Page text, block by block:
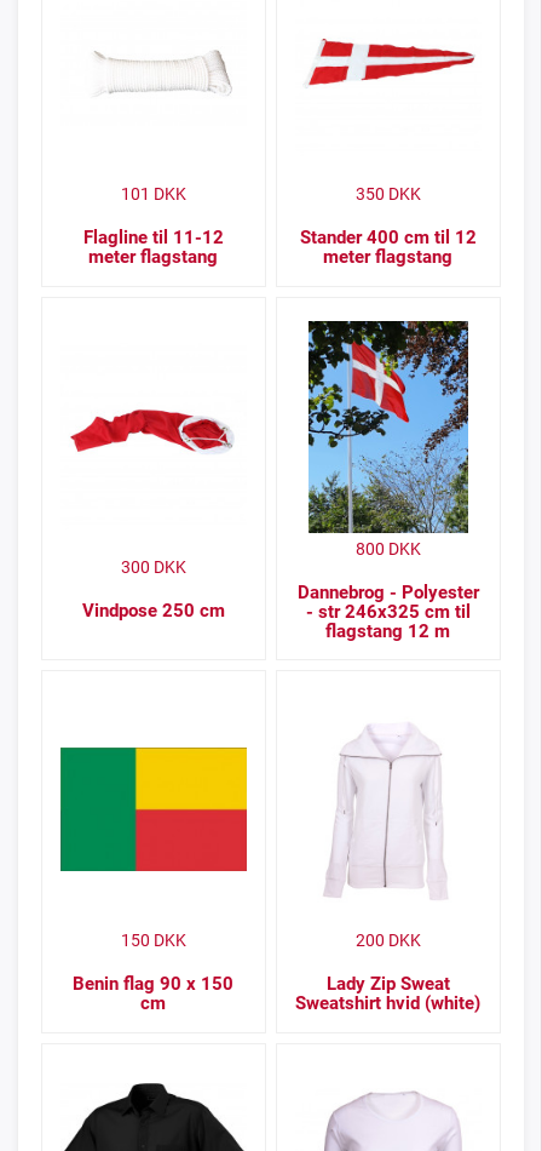
Flagline til 11-12
meter flagstang
101 DKK
Stander 400 cm til 12
meter flagstang
350 DKK
Vindpose 250 cm
300 DKK
Dannebrog - Polyester
- str 246x325 cm til
flagstang 12 m
800 DKK
Benin flag 90 x 150
cm
150 DKK
Lady Zip Sweat
Sweatshirt hvid (white)
200 DKK